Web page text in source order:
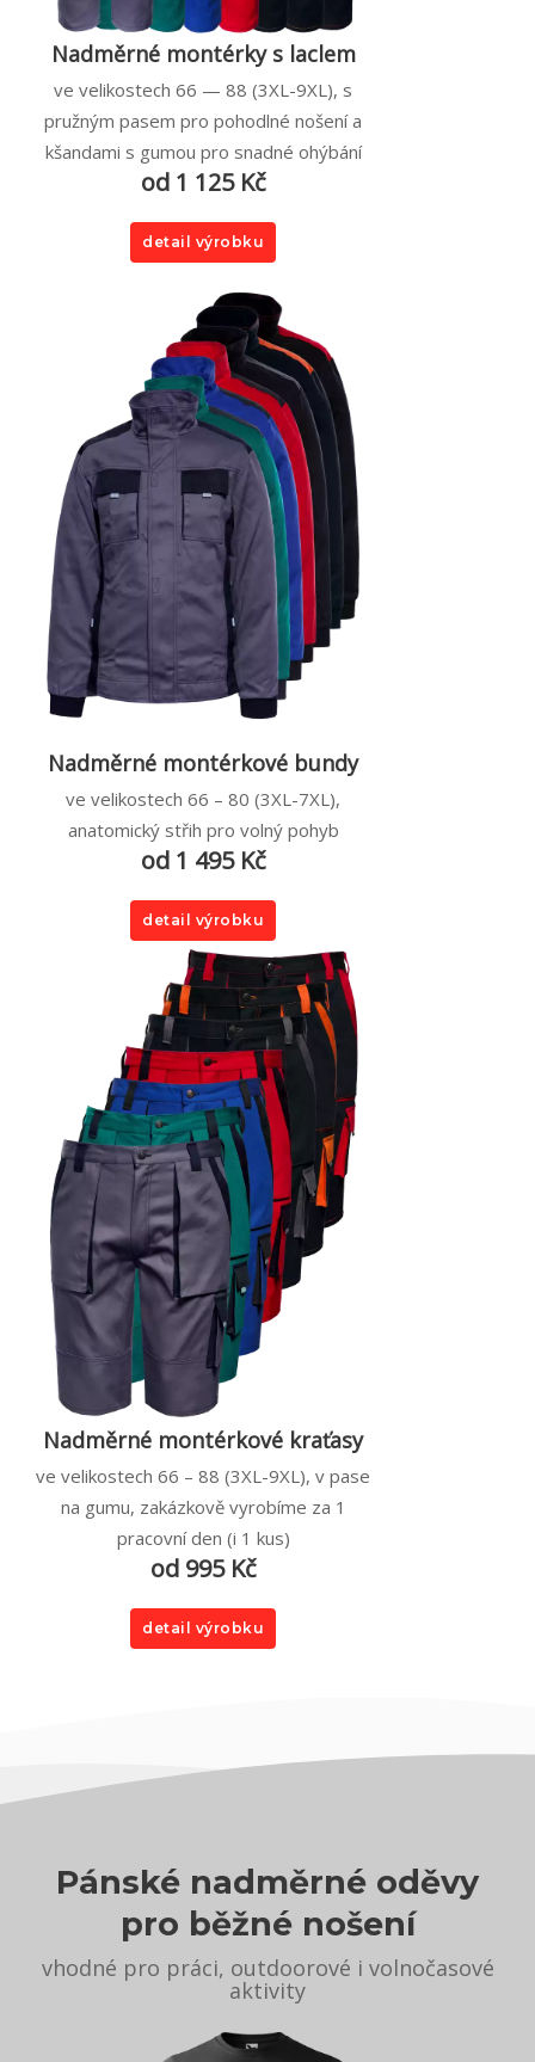
Nadměrné montérky s laclem
ve velikostech 66 — 88 (3XL-9XL), s
pružným pasem pro pohodlné nošení a
kšandami s gumou pro snadné ohýbání
od 1 125 Kč
detail výrobku
Nadměrné montérkové bundy
ve velikostech 66 – 80 (3XL-7XL),
anatomický střih pro volný pohyb
od 1 495 Kč
detail výrobku
Nadměrné montérkové kraťasy
ve velikostech 66 – 88 (3XL-9XL), v pase
na gumu, zakázkově vyrobíme za 1
pracovní den (i 1 kus)
od 995 Kč
detail výrobku
Pánské nadměrné oděvy
pro běžné nošení
vhodné pro práci, outdoorové i volnočasové
aktivity